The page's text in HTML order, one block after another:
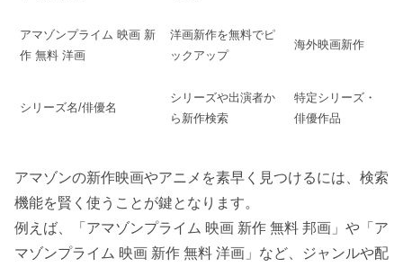
アマゾンプライム 映画 新
作 無料 洋画
洋画新作を無料でピ
ックアップ
海外映画新作
シリーズ名/俳優名
シリーズや出演者か
ら新作検索
特定シリーズ・
俳優作品
アマゾンの新作映画やアニメを素早く見つけるには、検索
機能を賢く使うことが鍵となります。
例えば、「アマゾンプライム 映画 新作 無料 邦画」や「ア
マゾンプライム 映画 新作 無料 洋画」など、ジャンルや配